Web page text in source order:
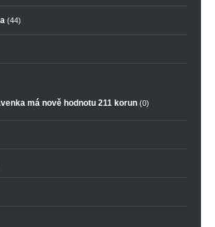
(44)
má nově hodnotu 211 korun (0)